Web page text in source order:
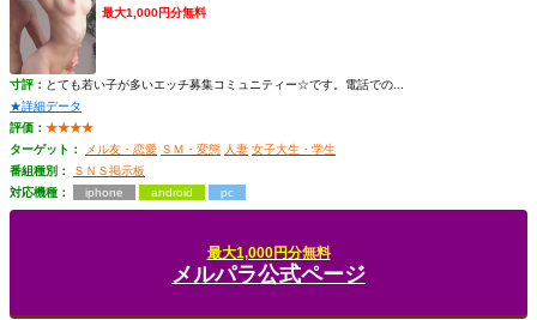
最大1,000円分無料
寸評： とても若い子が多いエッチ募集コミュニティー☆です。電話での...
★詳細データ
評価： ★★★★
ターゲット：
メル友・恋愛 ＳＭ・変態 人妻 女子大生・学生
番組種別：
ＳＮＳ掲示板
対応機種：
iphone android pc
最大1,000円分無料
メルパラ公式ページ